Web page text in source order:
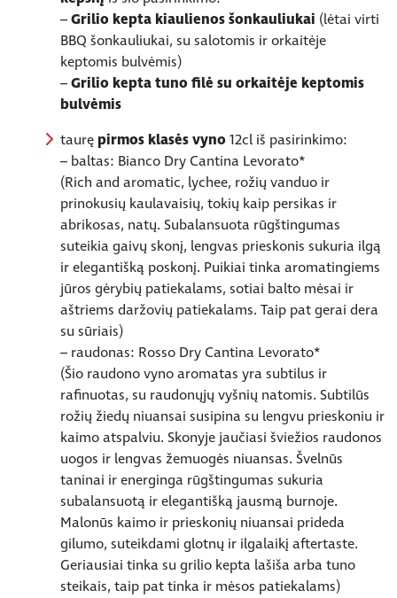
–Grilio kepta kiaulienos šonkauliukai (lėtai virti
BBQ šonkauliukai, su salotomis ir orkaitėje
keptomis bulvėmis)
–Grilio kepta tuno filė su orkaitėje keptomis
bulvėmis
taurępirmos klasės vyno12cl iš pasirinkimo:
– baltas: Bianco Dry Cantina Levorato*
(Rich and aromatic, lychee, rožių vanduo ir
prinokusių kaulavaisių, tokių kaip persikas ir
abrikosas, natų. Subalansuota rūgštingumas
suteikia gaivų skonį, lengvas prieskonis sukuria ilgą
ir elegantišką poskonį. Puikiai tinka aromatingiems
jūros gėrybių patiekalams, sotiai balto mėsai ir
aštriems daržovių patiekalams. Taip pat gerai dera
su sūriais)
– raudonas: Rosso Dry Cantina Levorato*
(Šio raudono vyno aromatas yra subtilus ir
rafinuotas, su raudonųjų vyšnių natomis. Subtilūs
rožių žiedų niuansai susipina su lengvu prieskoniu ir
kaimo atspalviu. Skonyje jaučiasi šviežios raudonos
uogos ir lengvas žemuogės niuansas. Švelnūs
taninai ir energinga rūgštingumas sukuria
subalansuotą ir elegantišką jausmą burnoje.
Malonūs kaimo ir prieskonių niuansai prideda
gilumo, suteikdami glotnų ir ilgalaikį aftertaste.
Geriausiai tinka su grilio kepta lašiša arba tuno
steikais, taip pat tinka ir mėsos patiekalams)